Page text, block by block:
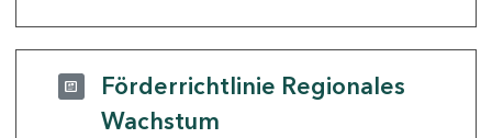
Förderrichtlinie Regionales
Wachstum